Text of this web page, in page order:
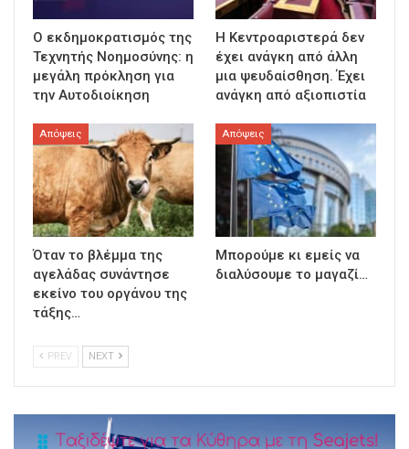
Ο εκδημοκρατισμός της
Τεχνητής Νοημοσύνης: η
μεγάλη πρόκληση για
την Αυτοδιοίκηση
Η Κεντροαριστερά δεν
έχει ανάγκη από άλλη
μια ψευδαίσθηση. Έχει
ανάγκη από αξιοπιστία
Απόψεις
Όταν το βλέμμα της
αγελάδας συνάντησε
εκείνο του οργάνου της
τάξης…
Απόψεις
Μπορούμε κι εμείς να
διαλύσουμε το μαγαζί…
PREV NEXT